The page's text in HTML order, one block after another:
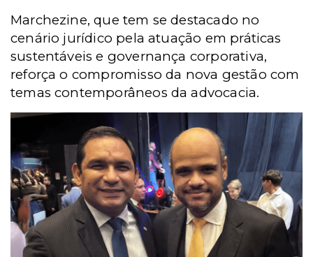
Marchezine, que tem se destacado no
cenário jurídico pela atuação em práticas
sustentáveis e governança corporativa,
reforça o compromisso da nova gestão com
temas contemporâneos da advocacia.